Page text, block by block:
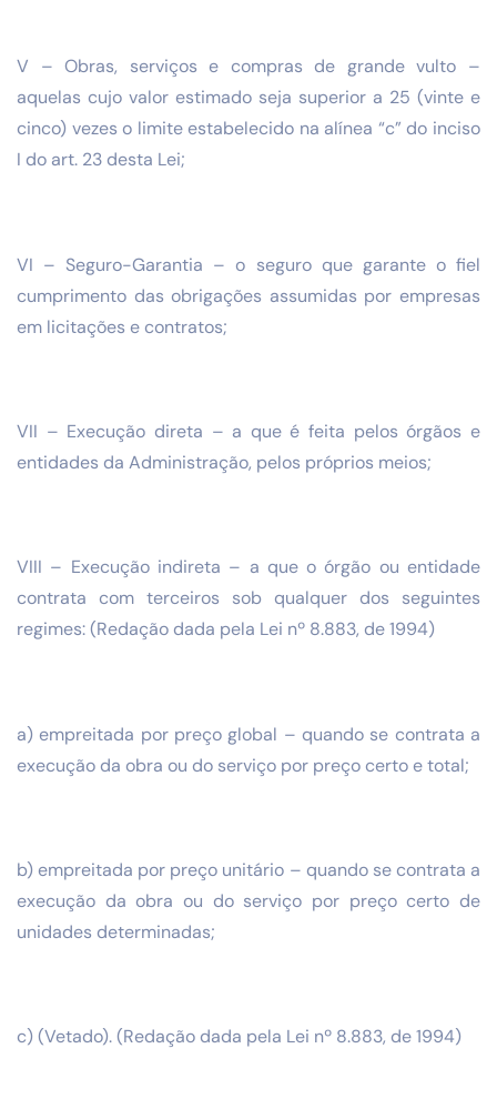
V – Obras, serviços e compras de grande vulto –
aquelas cujo valor estimado seja superior a 25 (vinte e
cinco) vezes o limite estabelecido na alínea “c” do inciso
I do art. 23 desta Lei;
VI – Seguro-Garantia – o seguro que garante o fiel
cumprimento das obrigações assumidas por empresas
em licitações e contratos;
VII – Execução direta – a que é feita pelos órgãos e
entidades da Administração, pelos próprios meios;
VIII – Execução indireta – a que o órgão ou entidade
contrata com terceiros sob qualquer dos seguintes
regimes: (Redação dada pela Lei nº 8.883, de 1994)
a) empreitada por preço global – quando se contrata a
execução da obra ou do serviço por preço certo e total;
b) empreitada por preço unitário – quando se contrata a
execução da obra ou do serviço por preço certo de
unidades determinadas;
c) (Vetado). (Redação dada pela Lei nº 8.883, de 1994)